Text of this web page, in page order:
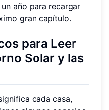
año para recargar
gran capítulo.
para Leer
Solar y las
cada casa,